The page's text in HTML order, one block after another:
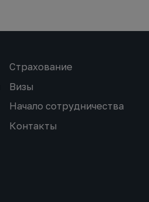
Страхование
Визы
Начало сотрудничества
Контакты